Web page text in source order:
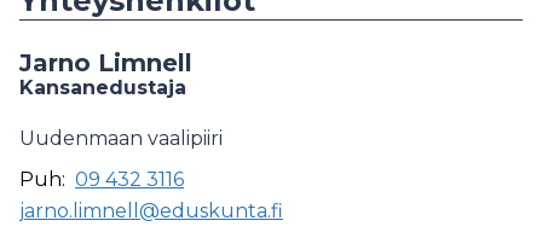
Jarno Limnell
Kansanedustaja
Uudenmaan vaalipiiri
Puh: 09 432 3116
jarno.limnell@eduskunta.fi